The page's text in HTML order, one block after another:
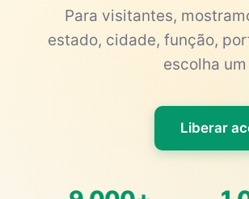
Para visitantes,
estado, cidade, função,
escolha
Liberar